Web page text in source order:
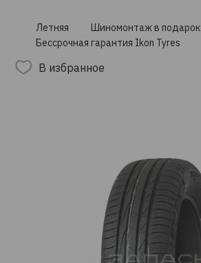
Летняя
Шиномонтаж в подарок
Бессрочная гарантия Ikon Tyres
В избранное